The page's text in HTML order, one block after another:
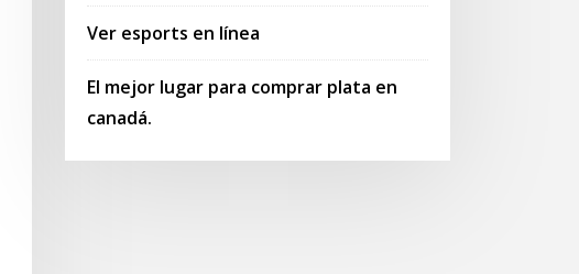
Ver esports en línea
El mejor lugar para comprar plata en
canadá.